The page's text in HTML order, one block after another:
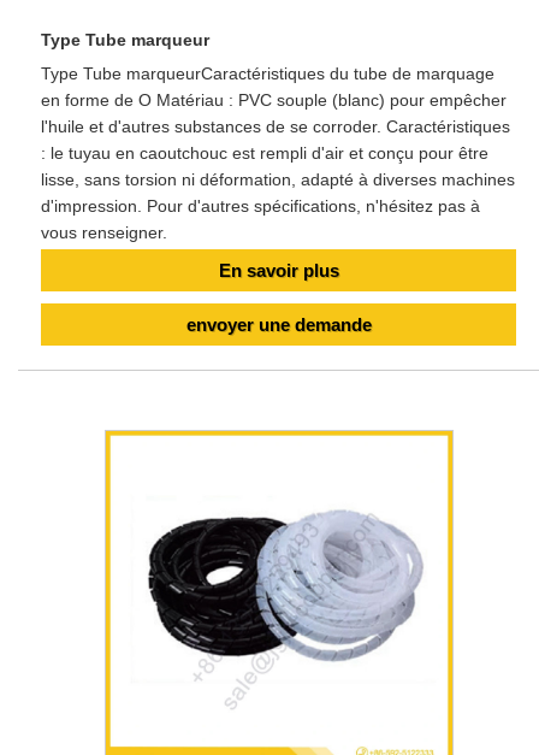
Type Tube marqueur
Type Tube marqueur​ Caractéristiques du tube de marquage
en forme de O Matériau : PVC souple (blanc) pour empêcher
l'huile et d'autres substances de se corroder. Caractéristiques
: le tuyau en caoutchouc est rempli d'air et conçu pour être
lisse, sans torsion ni déformation, adapté à diverses machines
d'impression. Pour d'autres spécifications, n'hésitez pas à
vous renseigner.
En savoir plus
envoyer une demande